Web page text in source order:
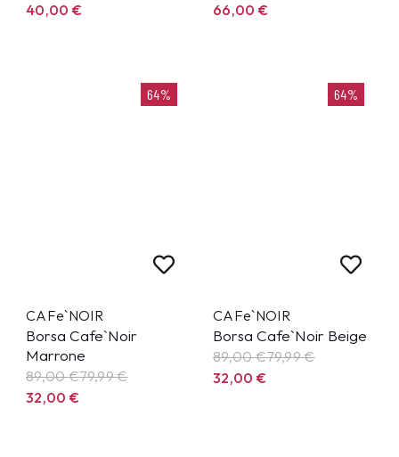
40,00€
66,00€
64%
CAFe`NOIR
Borsa Cafe`Noir
Marrone
89,00 €79,99€
32,00€
64%
CAFe`NOIR
Borsa Cafe`Noir Beige
89,00 €79,99€
32,00€